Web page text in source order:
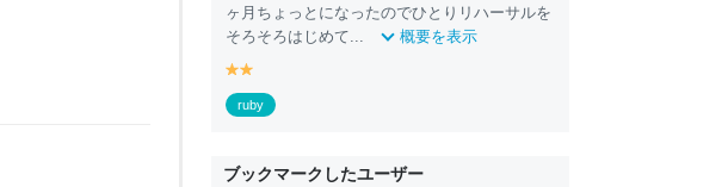
ヶ月ちょっとになったのでひとりリハーサルを
そろそろはじめて...
概要を表示
y
e
ll
e
ll
ruby
ブックマークしたユーザー